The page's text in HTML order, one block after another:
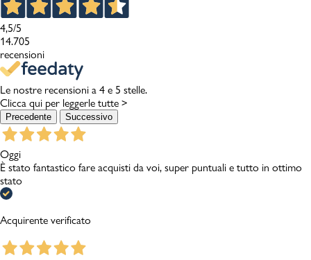
4,5/5
14.705
recensioni
Le nostre recensioni a 4 e 5 stelle.
Clicca qui per leggerle tutte >
Precedente Successivo
Oggi
È stato fantastico fare acquisti da voi, super puntuali e tutto in ottimo
stato
Acquirente verificato